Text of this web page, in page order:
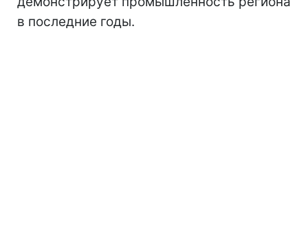
в последние годы.